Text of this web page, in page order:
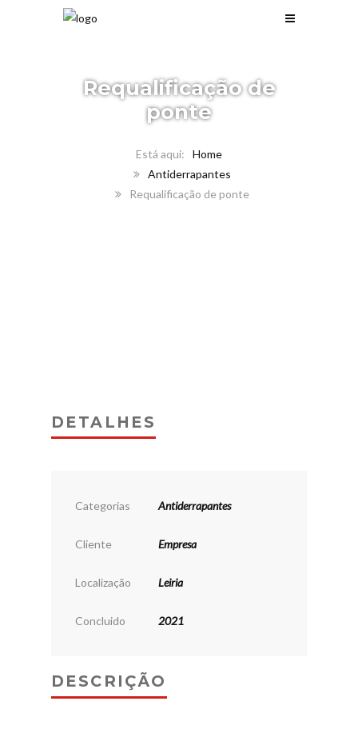
Requalificação de
ponte
Home
Antiderrapantes
Requalificação de ponte
DETALHES
Categorias Antiderrapantes
Cliente Empresa
Localização Leiria
Concluido 2021
DESCRIÇÃO